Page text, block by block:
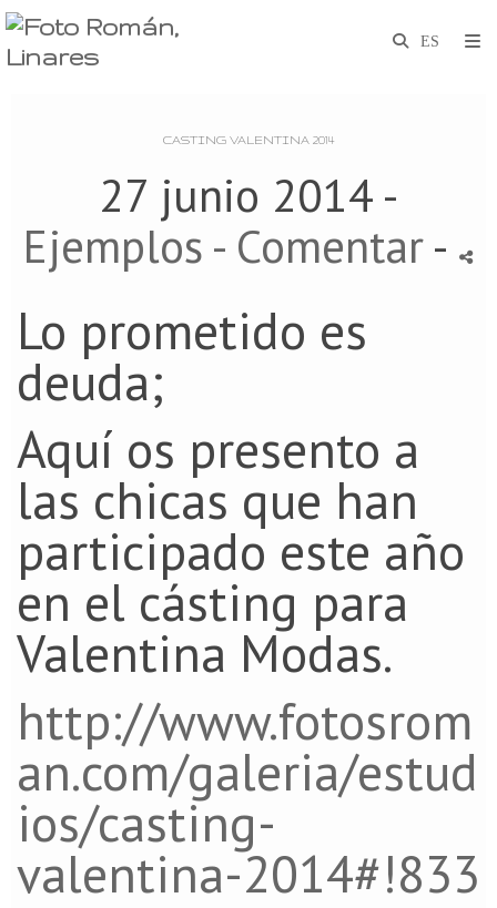
CASTING VALENTINA 2014
27 junio 2014 -
Ejemplos - Comentar-
Lo prometido es
deuda;
Aquí os presento a
las chicas que han
participado este año
en el cásting para
Valentina Modas.
http://www.fotosrom
an.com/galeria/estud
ios/casting-
valentina-2014#!833